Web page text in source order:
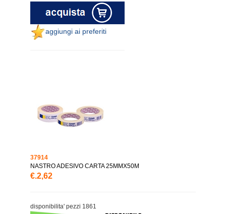
aggiungi ai preferiti
37914
NASTRO ADESIVO CARTA 25MMX50M
€.2,62
disponibilita' pezzi 1861